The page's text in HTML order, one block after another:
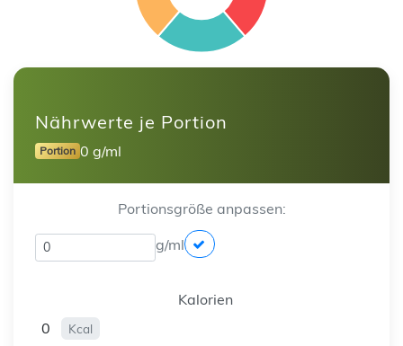
Nährwerte je Portion
Portion 0 g/ml
Portionsgröße anpassen:
g/ml
Kalorien
0
Kcal